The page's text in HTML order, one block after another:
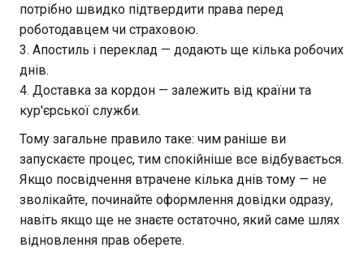
потрібно швидко підтвердити права перед
роботодавцем чи страховою.
Апостиль і переклад — додають ще кілька робочих
днів.
Доставка за кордон — залежить від країни та
кур'єрської служби.
Тому загальне правило таке: чим раніше ви
запускаєте процес, тим спокійніше все відбувається.
Якщо посвідчення втрачене кілька днів тому — не
зволікайте, починайте оформлення довідки одразу,
навіть якщо ще не знаєте остаточно, який саме шлях
відновлення прав оберете.